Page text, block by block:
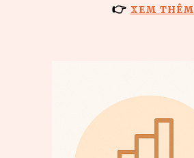
👉 XEM THÊM